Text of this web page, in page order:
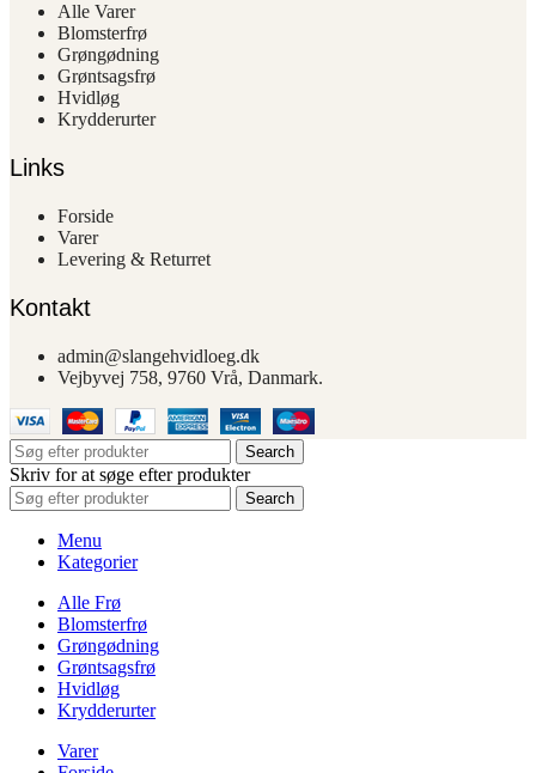
Alle Varer
Blomsterfrø
Grøngødning
Grøntsagsfrø
Hvidløg
Krydderurter
Links
Forside
Varer
Levering & Returret
Kontakt
admin@slangehvidloeg.dk
Vejbyvej 758, 9760 Vrå, Danmark.
Search
Skriv for at søge efter produkter
Search
Menu
Kategorier
Alle Frø
Blomsterfrø
Grøngødning
Grøntsagsfrø
Hvidløg
Krydderurter
Varer